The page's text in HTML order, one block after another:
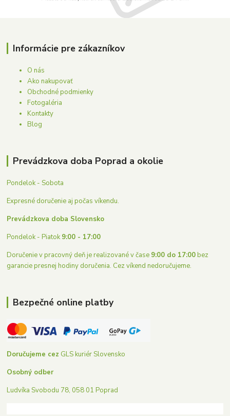
Informácie pre zákazníkov
O nás
Ako nakupovať
Obchodné podmienky
Fotogaléria
Kontakty
Blog
Prevádzkova doba Poprad a okolie
Pondelok - Sobota
Expresné doručenie aj počas víkendu.
Prevádzkova doba Slovensko
Pondelok - Piatok9:00 - 17:00
Doručenie v pracovný deň je realizované v čase 9:00 do 17:00bez
garancie presnej hodiny doručenia. Cez víkend nedoručujeme.
Bezpečné online platby
Doručujeme cez GLS kuriér Slovensko
Osobný odber
Ludvíka Svobodu 78, 058 01 Poprad